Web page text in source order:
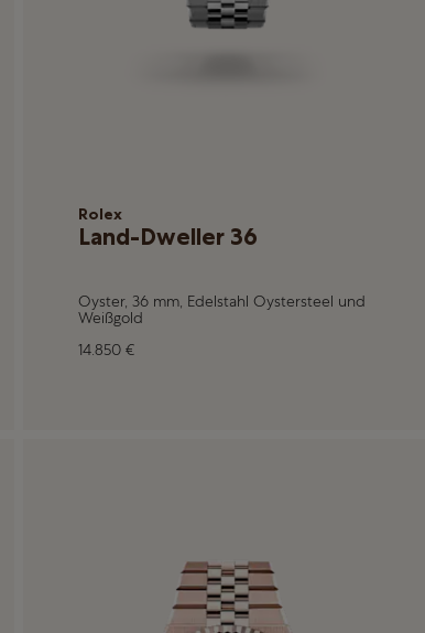
Rolex
Land-Dweller 36
Oyster, 36 mm, Edelstahl Oystersteel und
Weißgold
14.850 €